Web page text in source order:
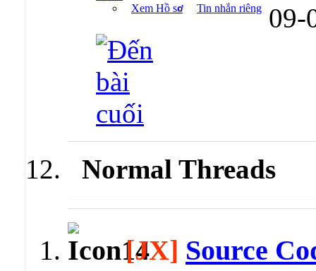
Xem Hồ sơ
Tin nhắn riêng 09-
Normal Threads
[JX] Source